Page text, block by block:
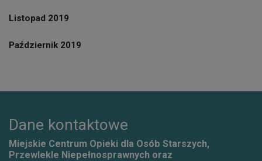
Listopad 2019
Październik 2019
Dane kontaktowe
Miejskie Centrum Opieki dla Osób Starszych,
Przewlekle Niepełnosprawnych oraz